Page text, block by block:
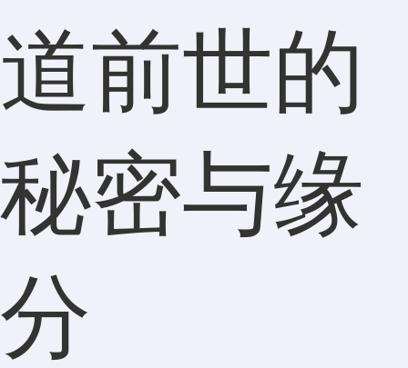
道前世的
秘密与缘
分